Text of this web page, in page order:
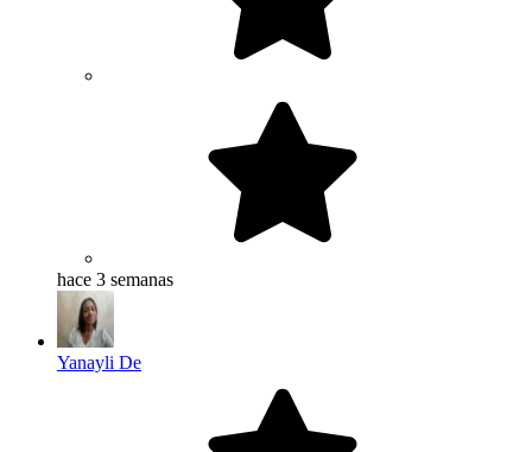
hace 3 semanas
Yanayli De